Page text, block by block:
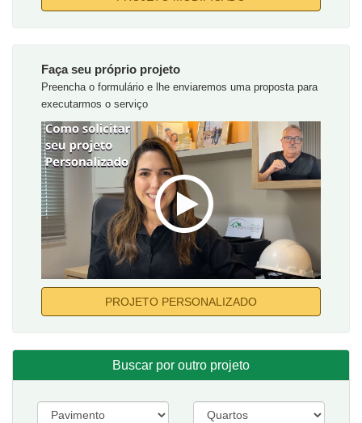
Faça seu próprio projeto
Preencha o formulário e lhe enviaremos uma proposta para
executarmos o serviço
PROJETO PERSONALIZADO
Buscar por outro projeto